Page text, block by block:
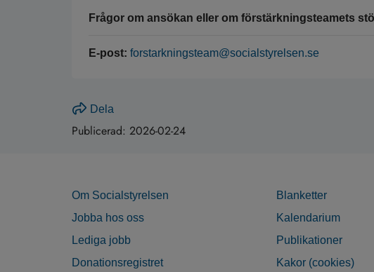
Frågor om ansökan eller om förstärkningsteamets
E-post: forstarkningsteam@socialstyrelsen.se
Dela
Publicerad: 2026-02-24
Om Socialstyrelsen
Jobba hos oss
Lediga jobb
Donationsregistret
Blanketter
Kalendarium
Publikationer
Kakor (cookies)